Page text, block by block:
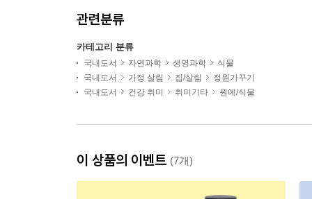
관련분류
카테고리 분류
국내도서 자연과학 생명과학
식물
국내도서
가정 살림 집/살림
정원가꾸기
국내도서
건강 취미 취미기타 원예/식물
이 상품의 이벤트 (7개)